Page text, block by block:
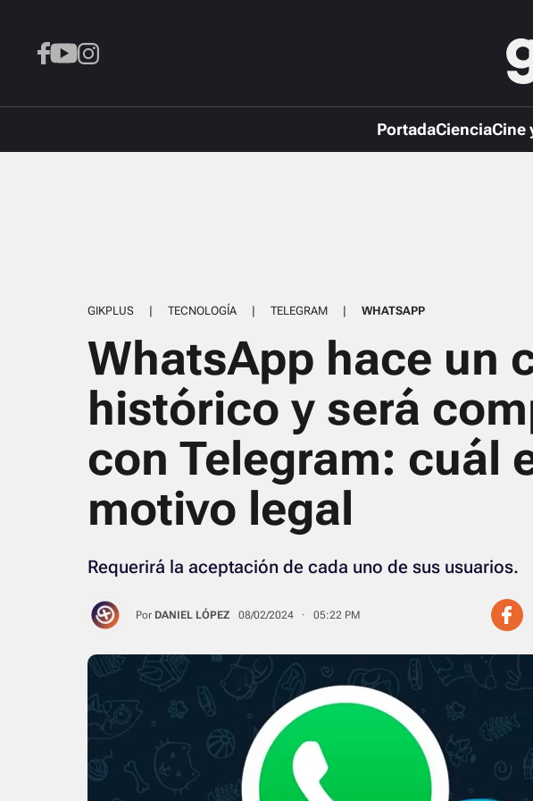
PortadaCienciaCine
GIKPLUS | TECNOLOGÍA | TELEGRAM | WHATSAPP
WhatsApp hace un
histórico y será
con Telegram: cuál
motivo legal
Requerirá la aceptación de cada uno de sus usuarios.
Por DANIEL LÓPEZ 08/02/2024 · 05:22 PM